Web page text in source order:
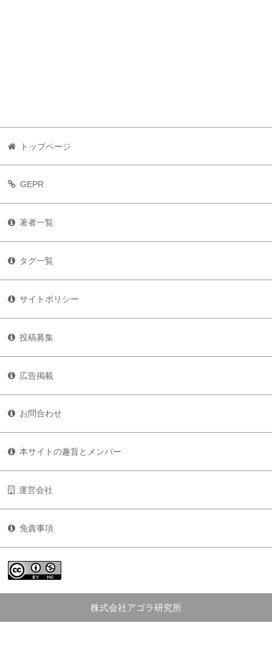
トップページ
GEPR
著者一覧
タグ一覧
サイトポリシー
投稿募集
広告掲載
お問合わせ
本サイトの趣旨とメンバー
運営会社
免責事項
株式会社アゴラ研究所